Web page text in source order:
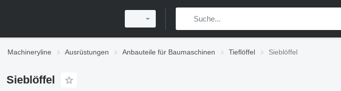
Machineryline Ausrüstungen Anbauteile für Baumaschinen Tieflöffel Sieblöffel
Sieblöffel